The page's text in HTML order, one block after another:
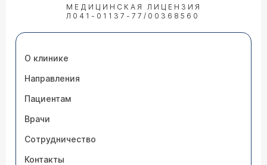
МЕДИЦИНСКАЯ ЛИЦЕНЗИЯ
Л041-01137-77/00368560
О клинике
Направления
Пациентам
Врачи
Сотрудничество
Контакты